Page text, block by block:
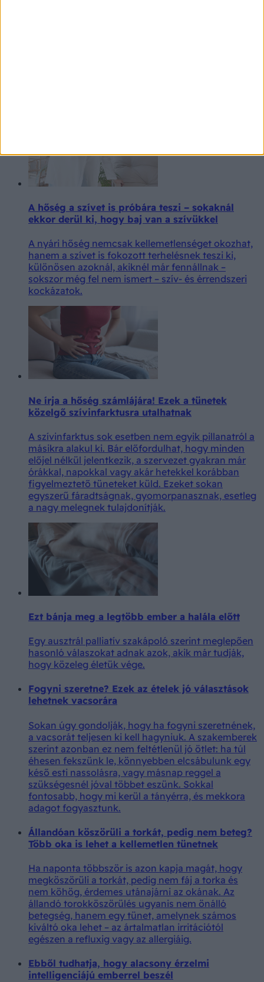
A hőség a szívet is próbára teszi – sokaknál
ekkor derül ki, hogy baj van a szívükkel
A nyári hőség nemcsak kellemetlenséget okozhat,
hanem a szívet is fokozott terhelésnek teszi ki,
különösen azoknál, akiknél már fennállnak –
sokszor még fel nem ismert – szív- és érrendszeri
kockázatok.
Ne írja a hőség számlájára! Ezek a tünetek
közelgő szívinfarktusra utalhatnak
A szívinfarktus sok esetben nem egyik pillanatról a
másikra alakul ki. Bár előfordulhat, hogy minden
előjel nélkül jelentkezik, a szervezet gyakran már
órákkal, napokkal vagy akár hetekkel korábban
figyelmeztető tüneteket küld. Ezeket sokan
egyszerű fáradtságnak, gyomorpanasznak, esetleg
a nagy melegnek tulajdonítják.
Ezt bánja meg a legtöbb ember a halála előtt
Egy ausztrál palliatív szakápoló szerint meglepően
hasonló válaszokat adnak azok, akik már tudják,
hogy közeleg életük vége.
Fogyni szeretne? Ezek az ételek jó választások
lehetnek vacsorára
Sokan úgy gondolják, hogy ha fogyni szeretnének,
a vacsorát teljesen ki kell hagyniuk. A szakemberek
szerint azonban ez nem feltétlenül jó ötlet: ha túl
éhesen fekszünk le, könnyebben elcsábulunk egy
késő esti nassolásra, vagy másnap reggel a
szükségesnél jóval többet eszünk. Sokkal
fontosabb, hogy mi kerül a tányérra, és mekkora
adagot fogyasztunk.
Állandóan köszörüli a torkát, pedig nem beteg?
Több oka is lehet a kellemetlen tünetnek
Ha naponta többször is azon kapja magát, hogy
megköszörüli a torkát, pedig nem fáj a torka és
nem köhög, érdemes utánajárni az okának. Az
állandó torokköszörülés ugyanis nem önálló
betegség, hanem egy tünet, amelynek számos
kiváltó oka lehet – az ártalmatlan irritációtól
egészen a refluxig vagy az allergiáig.
Ebből tudhatja, hogy alacsony érzelmi
intelligenciájú emberrel beszél